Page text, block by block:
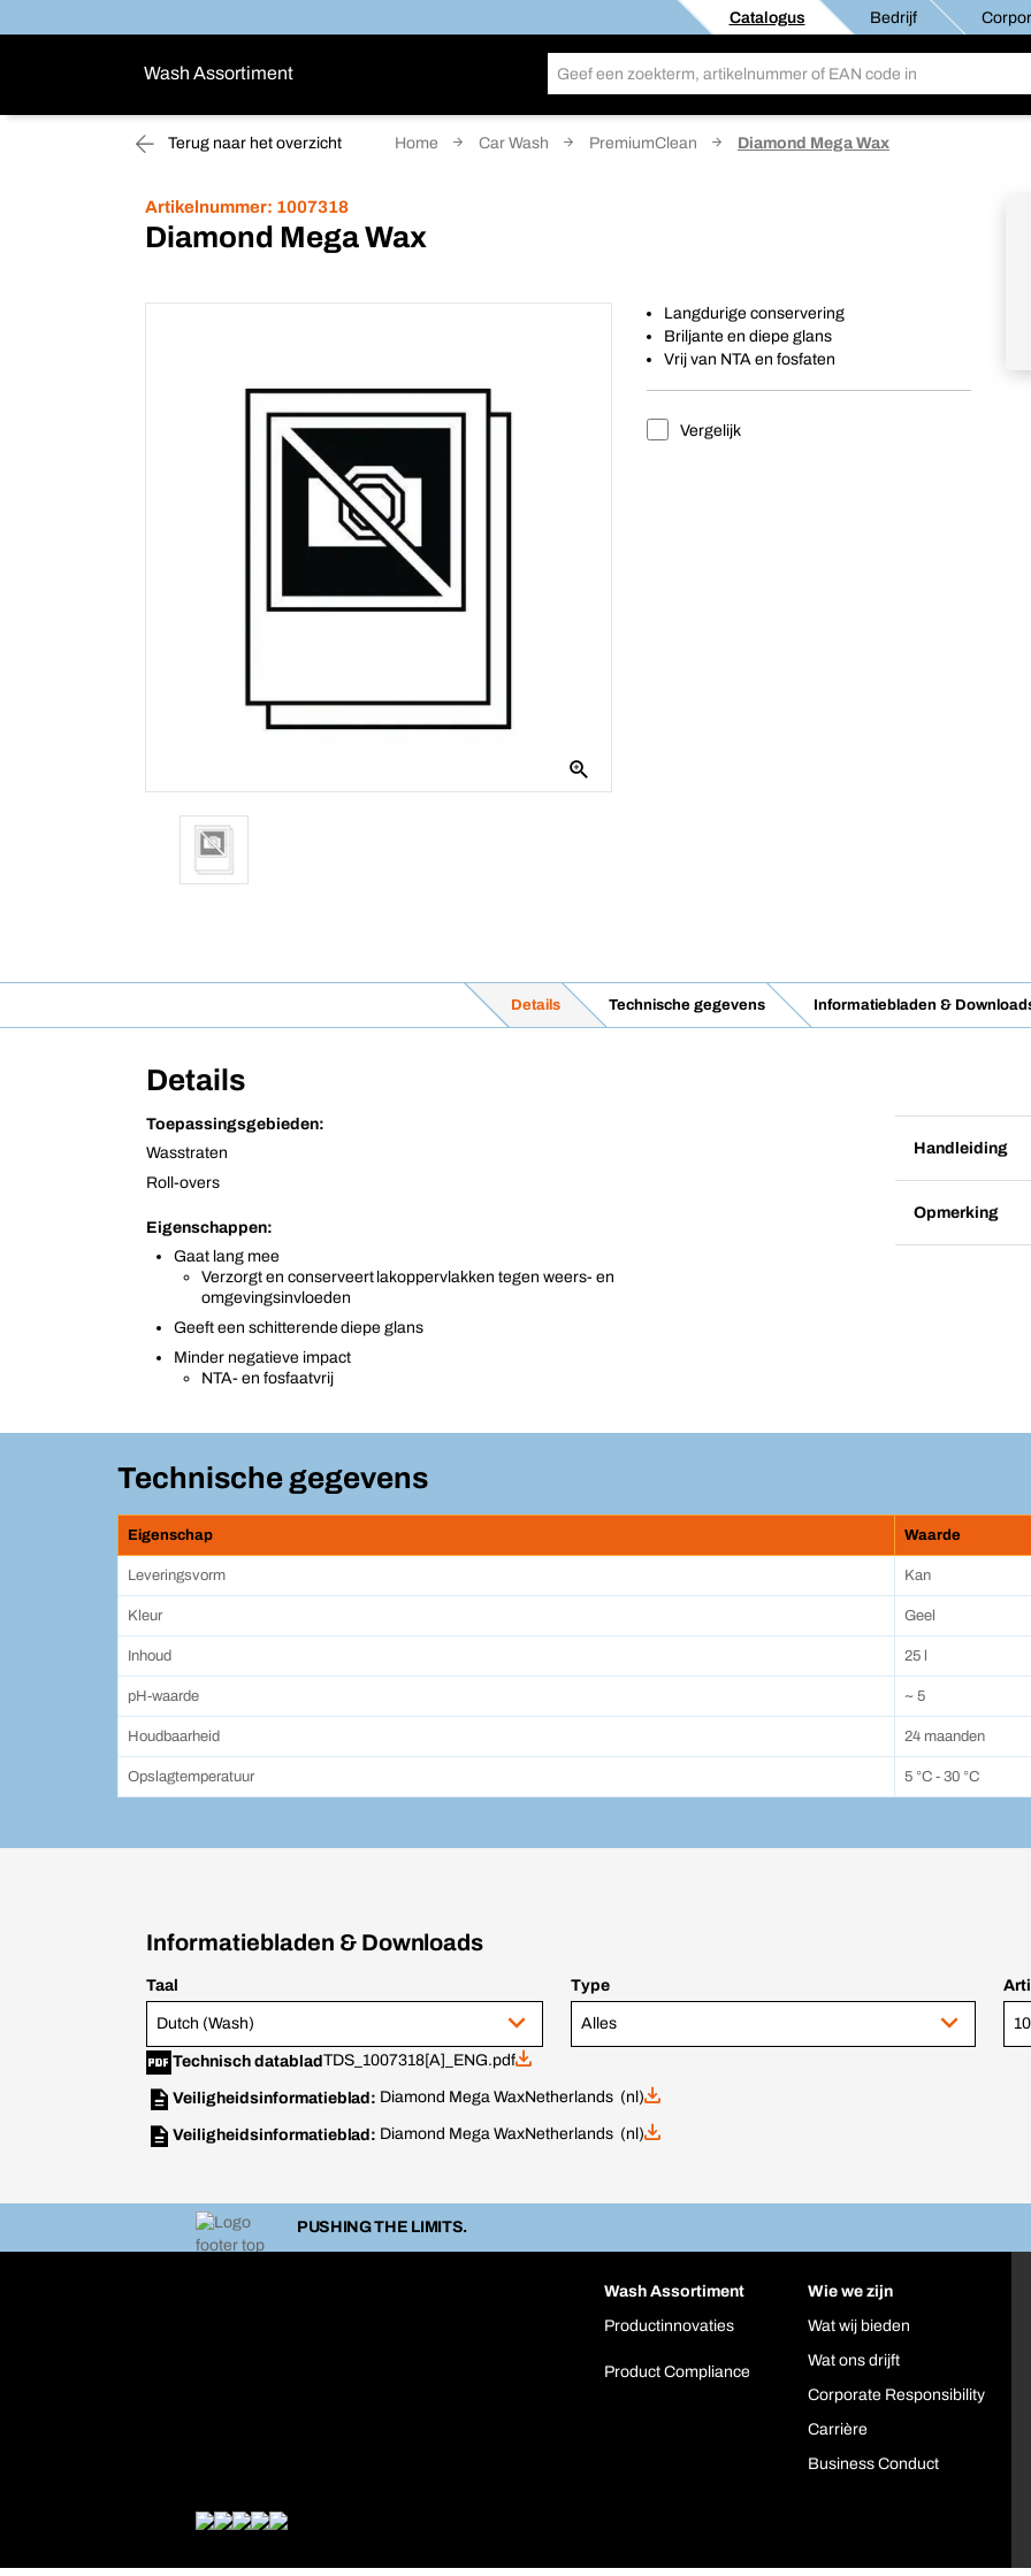
Catalogus Bedrijf
Wash Assortiment
Terug naar het overzicht Home Car Wash PremiumClean Diamond Mega Wax
Artikelnummer: 1007318
Diamond Mega Wax
Langdurige conservering
Briljante en diepe glans
Vrij van NTA en fosfaten
Vergelijk
Details Technische gegevens Informatiebladen &
Details
Toepassingsgebieden:
Wasstraten
Roll-overs
Eigenschappen:
Gaat lang mee
Verzorgt en conserveert lakoppervlakken tegen weers- en
omgevingsinvloeden
Geeft een schitterende diepe glans
Minder negatieve impact
NTA- en fosfaatvrij
Handleiding
Opmerking
Technische gegevens
Eigenschap Waarde
Leveringsvorm Kan
Kleur Geel
Inhoud 25 l
pH-waarde ~ 5
Houdbaarheid 24 maanden
Opslagtemperatuur 5 °C - 30 °C
Informatiebladen & Downloads
Taal
Dutch (Wash)
Type
Alles
Technisch datablad TDS_1007318[A]_ENG.pdf
Veiligheidsinformatieblad: Diamond Mega WaxNetherlands (nl)
Veiligheidsinformatieblad: Diamond Mega WaxNetherlands (nl)
PUSHING THE LIMITS.
Wash Assortiment
Productinnovaties
Product Compliance
Wie we zijn
Wat wij bieden
Wat ons drijft
Corporate Responsibility
Carrière
Business Conduct